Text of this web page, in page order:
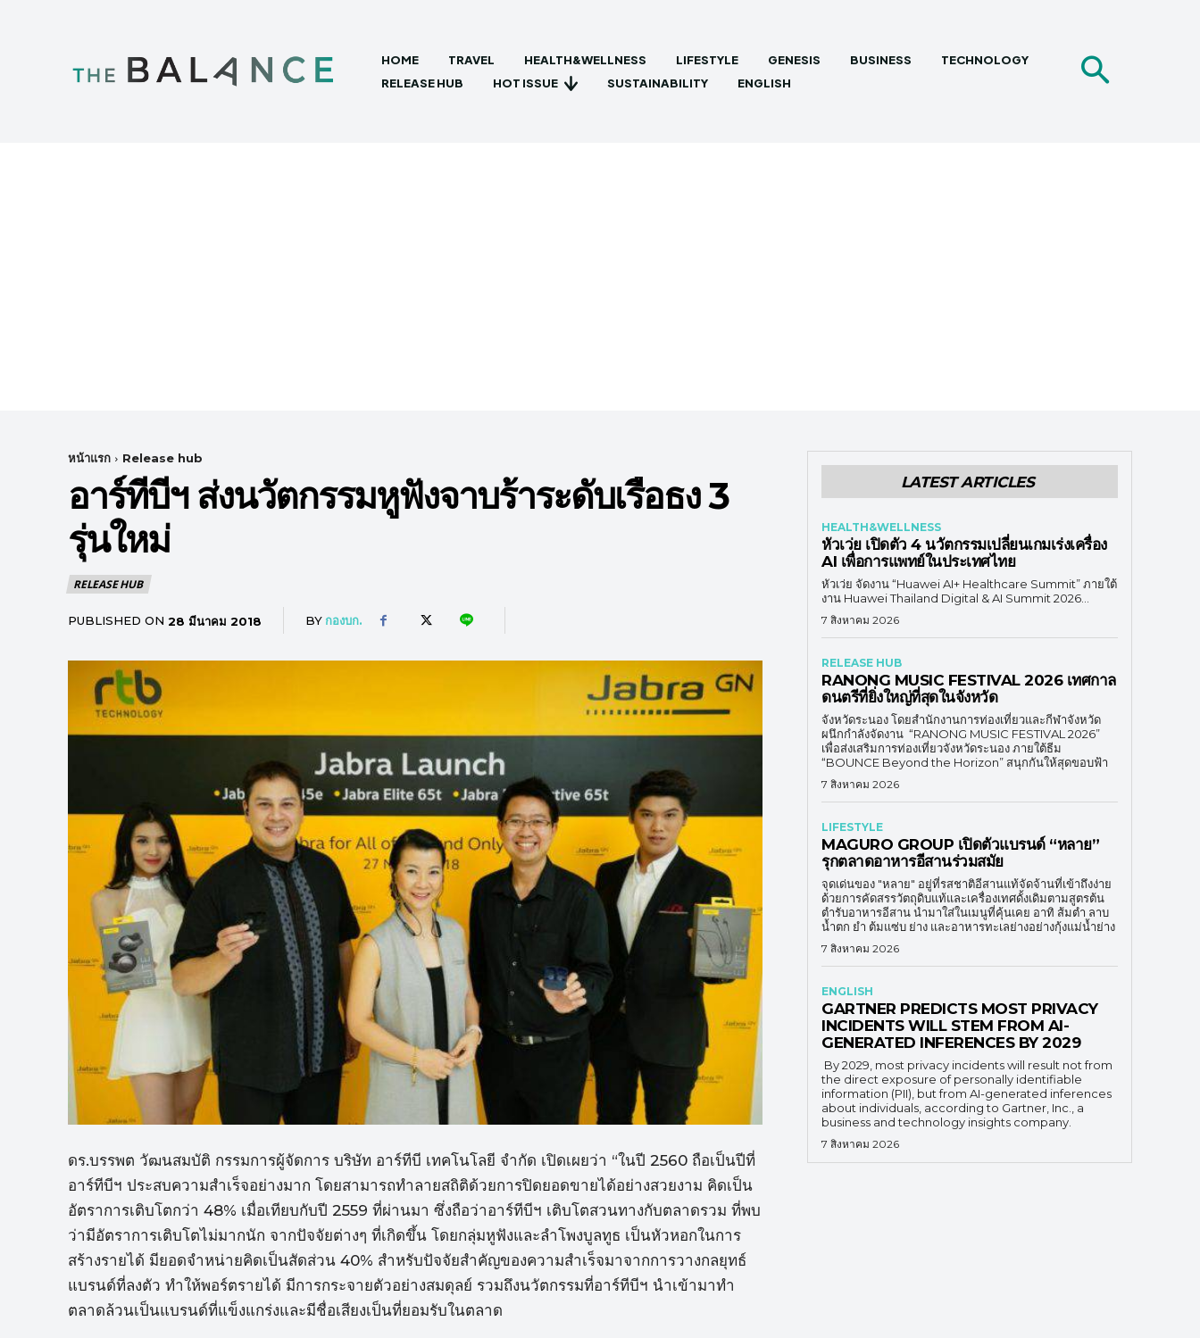
HOME TRAVEL HEALTH&WELLNESS LIFESTYLE GENESIS BUSINESS
TECHNOLOGY
RELEASE HUB
HOT ISSUE SUSTAINABILITY ENGLISH
หน้าแรก Release hub
อาร์ทีบีฯ ส่งนวัตกรรมหูฟังจาบร้าระดับเรือธง 3
รุ่นใหม่
RELEASE HUB
PUBLISHED ON 28 มีนาคม 2018 BY กองบก.
ดร.บรรพต วัฒนสมบัติ กรรมการผู้จัดการ บริษัท อาร์ทีบี เทคโนโลยี จำกัด เปิดเผยว่า “ในปี 2560 ถือเป็นปีที่
อาร์ทีบีฯ ประสบความสำเร็จอย่างมาก โดยสามารถทำลายสถิติด้วยการปิดยอดขายได้อย่างสวยงาม คิดเป็น
อัตราการเติบโตกว่า 48% เมื่อเทียบกับปี 2559 ที่ผ่านมา ซึ่งถือว่าอาร์ทีบีฯ เติบโตสวนทางกับตลาดรวม ที่พบ
ว่ามีอัตราการเติบโตไม่มากนัก จากปัจจัยต่างๆ ที่เกิดขึ้น โดยกลุ่มหูฟังและลำโพงบูลทูธ เป็นหัวหอกในการ
สร้างรายได้ มียอดจำหน่ายคิดเป็นสัดส่วน 40% สำหรับปัจจัยสำคัญของความสำเร็จมาจากการวางกลยุทธ์
แบรนด์ที่ลงตัว ทำให้พอร์ตรายได้ มีการกระจายตัวอย่างสมดุลย์ รวมถึงนวัตกรรมที่อาร์ทีบีฯ นำเข้ามาทำ
ตลาดล้วนเป็นแบรนด์ที่แข็งแกร่งและมีชื่อเสียงเป็นที่ยอมรับในตลาด
LATEST ARTICLES
HEALTH&WELLNESS
หัวเว่ย เปิดตัว 4 นวัตกรรมเปลี่ยนเกมเร่งเครื่อง
AI เพื่อการแพทย์ในประเทศไทย
หัวเว่ย จัดงาน “Huawei AI+ Healthcare Summit” ภายใต้
งาน Huawei Thailand Digital & AI Summit 2026...
7 สิงหาคม 2026
RELEASE HUB
RANONG MUSIC FESTIVAL 2026 เทศกาล
ดนตรีที่ยิ่งใหญ่ที่สุดในจังหวัด
จังหวัดระนอง โดยสำนักงานการท่องเที่ยวและกีฬาจังหวัด
ผนึกกำลังจัดงาน “RANONG MUSIC FESTIVAL 2026”
เพื่อส่งเสริมการท่องเที่ยวจังหวัดระนอง ภายใต้ธีม
“BOUNCE Beyond the Horizon” สนุกกันให้สุดขอบฟ้า
7 สิงหาคม 2026
LIFESTYLE
MAGURO GROUP เปิดตัวแบรนด์ “หลาย”
รุกตลาดอาหารอีสานร่วมสมัย
จุดเด่นของ "หลาย" อยู่ที่รสชาติอีสานแท้จัดจ้านที่เข้าถึงง่าย
ด้วยการคัดสรรวัตถุดิบแท้และเครื่องเทศดั้งเดิมตามสูตรต้น
ตำรับอาหารอีสาน นำมาใส่ในเมนูที่คุ้นเคย อาทิ ส้มตำ ลาบ
น้ำตก ยำ ต้มแซ่บ ย่าง และอาหารทะเลย่างอย่างกุ้งแม่น้ำย่าง
7 สิงหาคม 2026
ENGLISH
GARTNER PREDICTS MOST PRIVACY
INCIDENTS WILL STEM FROM AI-
GENERATED INFERENCES BY 2029
By 2029, most privacy incidents will result not from
the direct exposure of personally identifiable
information (PII), but from AI-generated inferences
about individuals, according to Gartner, Inc., a
business and technology insights company.
7 สิงหาคม 2026